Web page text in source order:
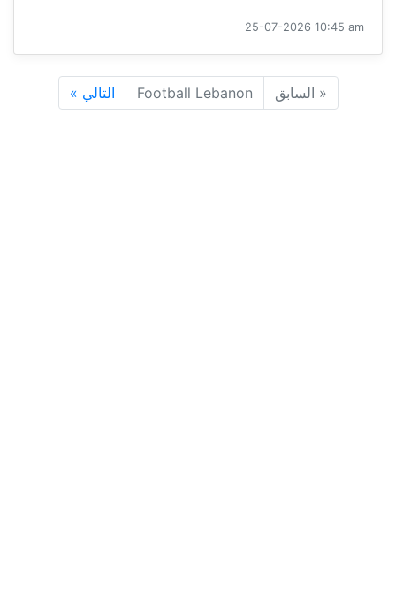
25-07-2026 10:45 am
« السابق Football Lebanon التالي »